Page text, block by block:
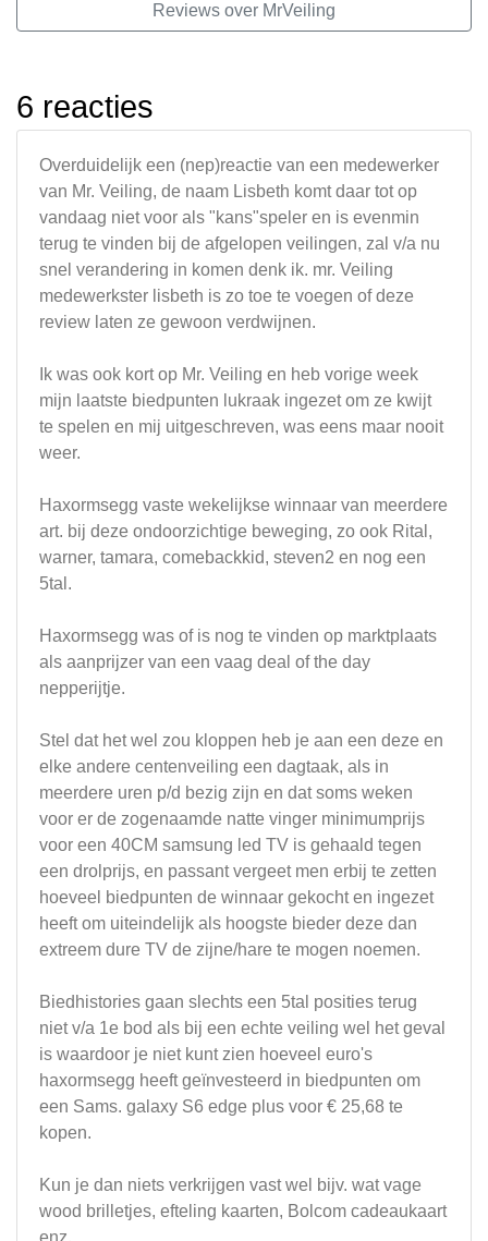
Reviews over MrVeiling
6 reacties
Overduidelijk een (nep)reactie van een medewerker
van Mr. Veiling, de naam Lisbeth komt daar tot op
vandaag niet voor als "kans"speler en is evenmin
terug te vinden bij de afgelopen veilingen, zal v/a nu
snel verandering in komen denk ik. mr. Veiling
medewerkster lisbeth is zo toe te voegen of deze
review laten ze gewoon verdwijnen.
Ik was ook kort op Mr. Veiling en heb vorige week
mijn laatste biedpunten lukraak ingezet om ze kwijt
te spelen en mij uitgeschreven, was eens maar nooit
weer.
Haxormsegg vaste wekelijkse winnaar van meerdere
art. bij deze ondoorzichtige beweging, zo ook Rital,
warner, tamara, comebackkid, steven2 en nog een
5tal.
Haxormsegg was of is nog te vinden op marktplaats
als aanprijzer van een vaag deal of the day
nepperijtje.
Stel dat het wel zou kloppen heb je aan een deze en
elke andere centenveiling een dagtaak, als in
meerdere uren p/d bezig zijn en dat soms weken
voor er de zogenaamde natte vinger minimumprijs
voor een 40CM samsung led TV is gehaald tegen
een drolprijs, en passant vergeet men erbij te zetten
hoeveel biedpunten de winnaar gekocht en ingezet
heeft om uiteindelijk als hoogste bieder deze dan
extreem dure TV de zijne/hare te mogen noemen.
Biedhistories gaan slechts een 5tal posities terug
niet v/a 1e bod als bij een echte veiling wel het geval
is waardoor je niet kunt zien hoeveel euro's
haxormsegg heeft geïnvesteerd in biedpunten om
een Sams. galaxy S6 edge plus voor € 25,68 te
kopen.
Kun je dan niets verkrijgen vast wel bijv. wat vage
wood brilletjes, efteling kaarten, Bolcom cadeaukaart
enz.